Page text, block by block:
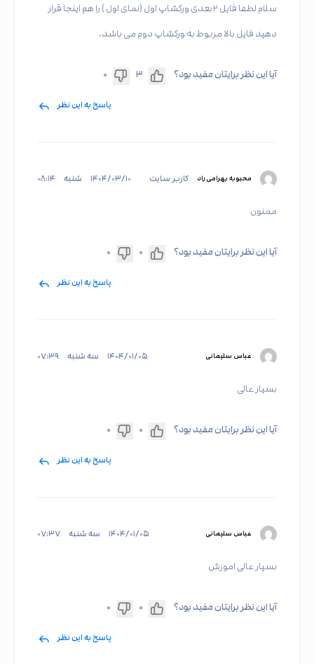
سلام لطفا فایل ۲بعدی ورکشاپ اول (نمای اول ) را هم اینجا قرار
دهید فایل بالا مربوط به ورکشاپ دوم می باشد.
آیا این نظر برایتان مفید بود؟ ۳ ۰
پاسخ به این نظر
محبوبه بهرامی راد کاربر سایت ۱۴۰۴/۰۳/۱۰ شنبه ۰۸:۱۴
ممنون
آیا این نظر برایتان مفید بود؟ ۰ ۰
پاسخ به این نظر
عباس سلیمانی ۱۴۰۴/۰۱/۰۵ سه شنبه ۰۷:۳۹
بسیار عالی
آیا این نظر برایتان مفید بود؟ ۰ ۰
پاسخ به این نظر
عباس سلیمانی ۱۴۰۴/۰۱/۰۵ سه شنبه ۰۷:۳۷
بسیار عالی اموزش
آیا این نظر برایتان مفید بود؟ ۰ ۰
پاسخ به این نظر